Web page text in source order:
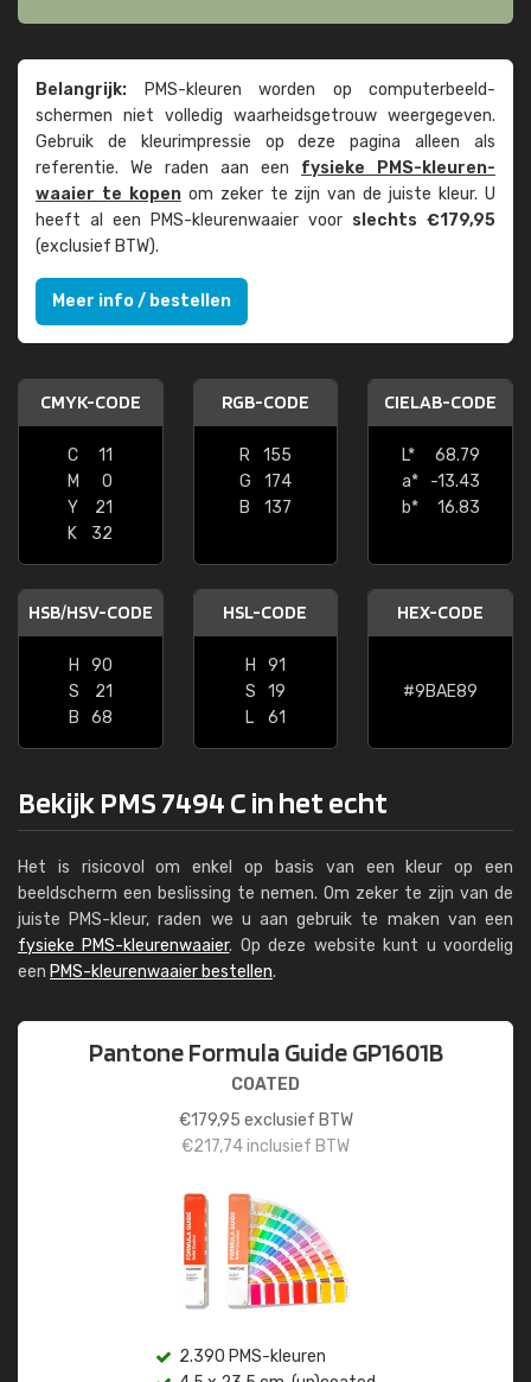
Belangrijk: PMS-kleuren worden op computer­beeld­
schermen niet volledig waarheids­­getrouw weer­gegeven.
Gebruik de kleur­impressie op deze pagina alleen als
referentie. We raden aan een fysieke PMS-kleuren­
waaier te kopenom zeker te zijn van de juiste kleur. U
heeft al een PMS-kleuren­waaier voor slechts €179,95
(exclusief BTW).
Meer info / bestellen
CMYK-CODE
C
11
M
0
Y
21
K
32
RGB-CODE
R
155
G
174
B
137
CIELAB-CODE
L*
68.79
a*
-13.43
b*
16.83
HSB/HSV-CODE
H
90
S
21
B
68
HSL-CODE
H
91
S
19
L
61
HEX-CODE
#9BAE89
Bekijk PMS 7494 C in het echt
Het is risicovol om enkel op basis van een kleur op een
beeldscherm een beslissing te nemen. Om zeker te zijn van de
juiste PMS-kleur, raden we u aan gebruik te maken van een
fysieke PMS-kleurenwaaier. Op deze website kunt u voordelig
een PMS-kleurenwaaier bestellen.
Pantone Formula Guide GP1601B
COATED
€179,95 exclusief BTW
€217,74inclusief BTW
2.390 PMS-kleuren